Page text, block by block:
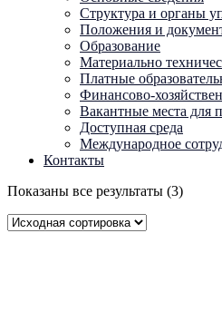
Структура и органы
Положения и
Образование
Материально
Платные
Финансово-
Вакантные места для
Доступная среда
Международное
Контакты
Показаны все результаты (3)